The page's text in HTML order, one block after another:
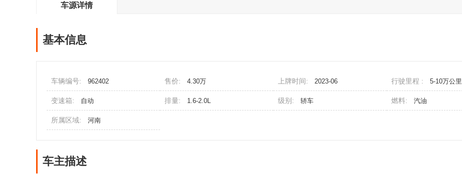
车源详情
基本信息
车辆编号: 962402 售价: 4.30万 上牌时间: 2023-06 行驶里程 : 5-10万公里
变速箱: 自动 排量: 1.6-2.0L 级别: 轿车 燃料: 汽油
所属区域: 河南
车主描述